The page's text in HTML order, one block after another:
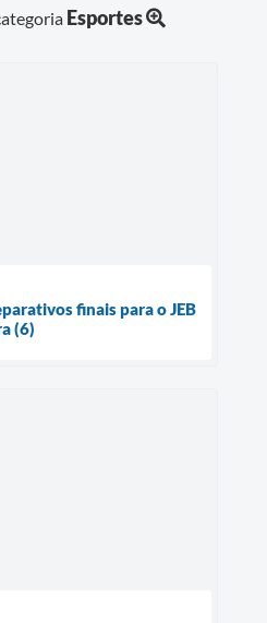
Esportes
finais para o JEB
(6)